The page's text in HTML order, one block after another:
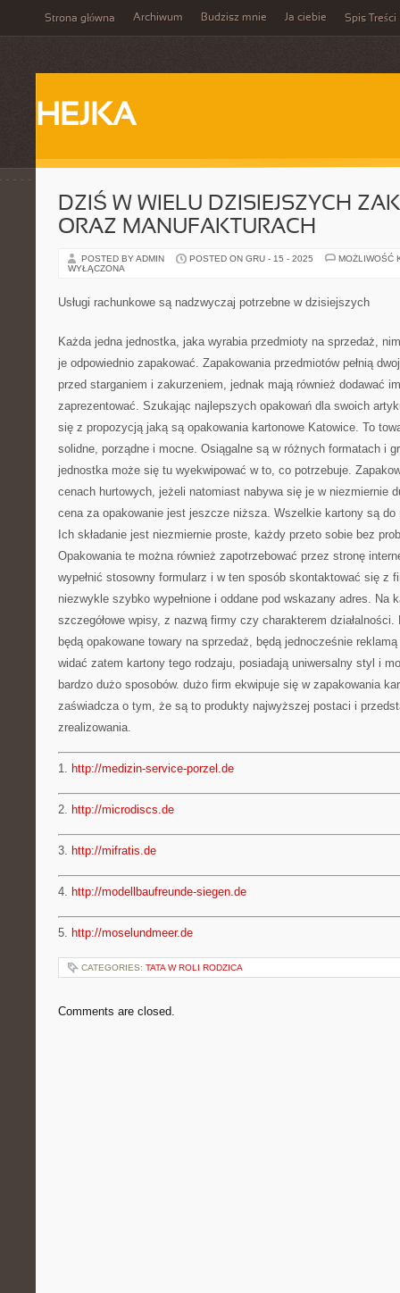
Strona główna Archiwum Budzisz mnie Ja ciebie Spis Treści
HEJKA
DZIŚ W WIELU DZISIEJSZYCH
ORAZ MANUFAKTURACH
POSTED BY ADMIN POSTED ON GRU - 15 - 2025
MOŻLIWOŚĆ
WYŁĄCZONA
Usługi rachunkowe są nadzwyczaj potrzebne w dzisiejszych
Każda jedna jednostka, jaka wyrabia przedmioty na sprzedaż,
je odpowiednio zapakować. Zapakowania przedmiotów pełnią
przed starganiem i zakurzeniem, jednak mają również dodawać
zaprezentować. Szukając najlepszych opakowań dla swoich
się z propozycją jaką są opakowania kartonowe Katowice. To
solidne, porządne i mocne. Osiągalne są w różnych formatach i
jednostka może się tu wyekwipować w to, co potrzebuje.
cenach hurtowych, jeżeli natomiast nabywa się je w niezmiernie
cena za opakowanie jest jeszcze niższa. Wszelkie kartony są do
Ich składanie jest niezmiernie proste, każdy przeto sobie bez
Opakowania te można również zapotrzebować przez stronę
wypełnić stosowny formularz i w ten sposób skontaktować się z
niezwykle szybko wypełnione i oddane pod wskazany adres. Na
szczegółowe wpisy, z nazwą firmy czy charakterem
będą opakowane towary na sprzedaż, będą jednocześnie
widać zatem kartony tego rodzaju, posiadają uniwersalny styl i
bardzo dużo sposobów. dużo firm ekwipuje się w zapakowania
zaświadcza o tym, że są to produkty najwyższej postaci i
zrealizowania.
1. http://medizin-service-porzel.de
2. http://microdiscs.de
3. http://mifratis.de
4. http://modellbaufreunde-siegen.de
5. http://moselundmeer.de
CATEGORIES: TATA W ROLI RODZICA
Comments are closed.